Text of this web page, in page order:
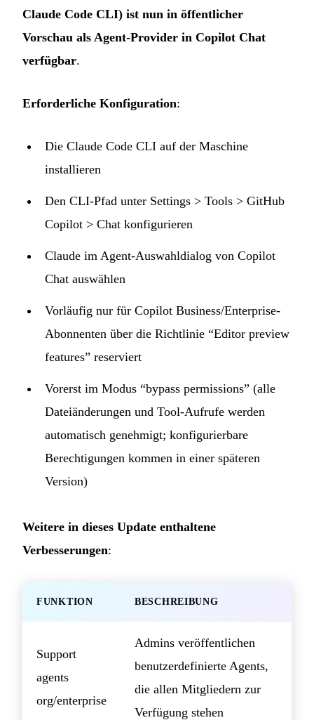
Claude Code CLI) ist nun in öffentlicher
Vorschau als Agent-Provider in Copilot Chat
verfügbar.
Erforderliche Konfiguration:
Die Claude Code CLI auf der Maschine
installieren
Den CLI-Pfad unter Settings > Tools > GitHub
Copilot > Chat konfigurieren
Claude im Agent-Auswahldialog von Copilot
Chat auswählen
Vorläufig nur für Copilot Business/Enterprise-
Abonnenten über die Richtlinie “Editor preview
features” reserviert
Vorerst im Modus “bypass permissions” (alle
Dateiänderungen und Tool-Aufrufe werden
automatisch genehmigt; konfigurierbare
Berechtigungen kommen in einer späteren
Version)
Weitere in dieses Update enthaltene
Verbesserungen:
FUNKTION BESCHREIBUNG
Support
agents
org/enterprise
Admins veröffentlichen
benutzerdefinierte Agents,
die allen Mitgliedern zur
Verfügung stehen